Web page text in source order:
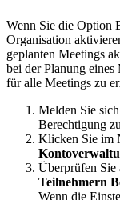
Wenn Sie die Option
Organisation
geplanten Meetings
bei der Planung
für alle Meetings zu
Melden Sie
Berechtigung
Klicken Sie im
Überprüfen Sie
Teilnehmern
Wenn die